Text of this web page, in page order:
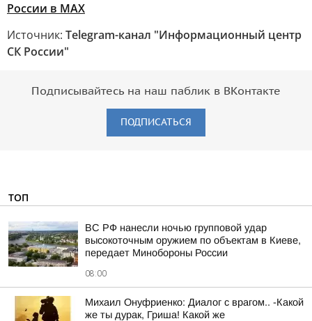
России в MAХ
Источник: Telegram-канал "Информационный центр
СК России"
Подписывайтесь на наш паблик в ВКонтакте
ПОДПИСАТЬСЯ
ТОП
ВС РФ нанесли ночью групповой удар
высокоточным оружием по объектам в Киеве,
передает Минобороны России
08:00
Михаил Онуфриенко: Диалог с врагом.. -Какой
же ты дурак, Гриша! Какой же